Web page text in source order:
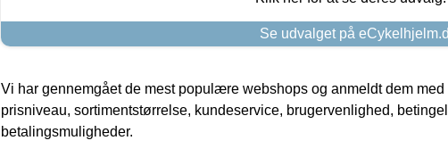
Se udvalget på
Vi har gennemgået de mest populære webshops og anmeldt dem
prisniveau, sortimentstørrelse, kundeservice, brugervenlighed,
betalingsmuligheder.